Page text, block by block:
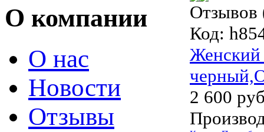
Отзывов
Код:
Женский
2 600
О компании
О нас
Новости
Отзывы